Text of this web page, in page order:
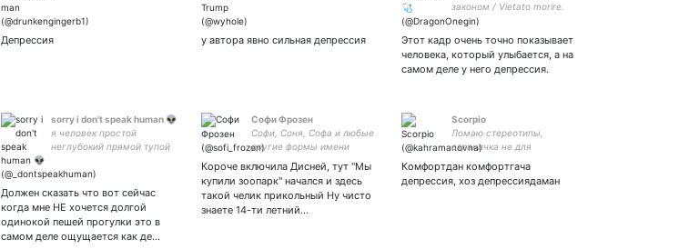
Депрессия у автора явно сильная депрессия
законом / Vietato morire.
Ricordi di disobbedire / Fai
libere
Этот кадр очень точно показывает
человека, который улыбается, а на
самом деле у него депрессия.
sorry i don't speak human 👽
я человек простой
неглубокий прямой тупой
Должен сказать что вот сейчас
когда мне НЕ хочется долгой
одинокой пешей прогулки это в
самом деле ощущается как де…
Софи Фрозен
Софи, Соня, Софа и любые
другие формы имени
рыбы || infp || фандомный
маньяк || молюсь рыбкам и
на Лумити|люблю шоколад,
манго и Лулий
Короче включила Дисней, тут "Мы
купили зоопарк" начался и здесь
такой челик прикольный Ну чисто
знаете 14-ти летний…
Scorpio
Ломаю стереотипы,
страничка не для
❤️
Комфортдан комфортгача
депрессия, хоз депрессиядаман